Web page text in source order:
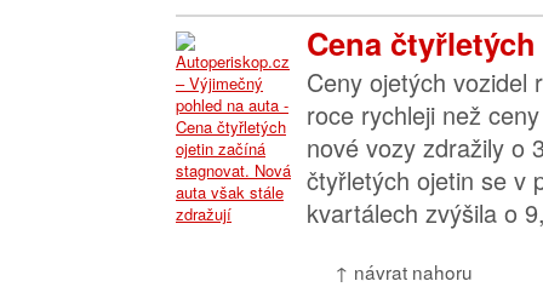
Cena
Ceny ojetých vozidel
roce rychleji než
nové vozy zdražily o
čtyřletých ojetin se v
kvartálech zvýšila o
↑ návrat nahoru